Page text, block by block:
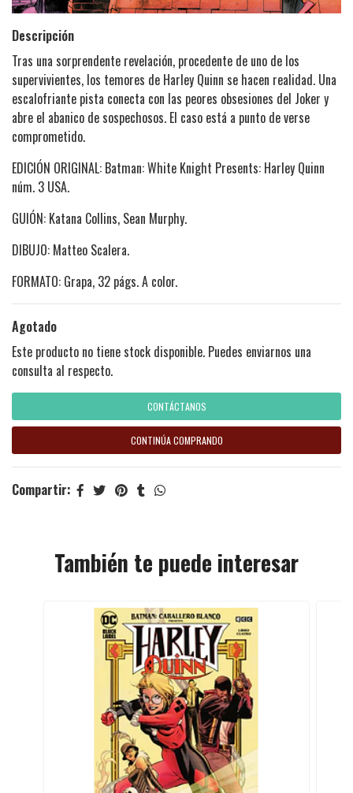
Descripción
Tras una sorprendente revelación, procedente de uno de los
supervivientes, los temores de Harley Quinn se hacen realidad. Una
escalofriante pista conecta con las peores obsesiones del Joker y
abre el abanico de sospechosos. El caso está a punto de verse
comprometido.
EDICIÓN ORIGINAL: Batman: White Knight Presents: Harley Quinn
núm. 3 USA.
GUIÓN: Katana Collins, Sean Murphy.
DIBUJO: Matteo Scalera.
FORMATO: Grapa, 32 págs. A color.
Agotado
Este producto no tiene stock disponible. Puedes enviarnos una
consulta al respecto.
CONTÁCTANOS
CONTINÚA COMPRANDO
Compartir:
También te puede interesar